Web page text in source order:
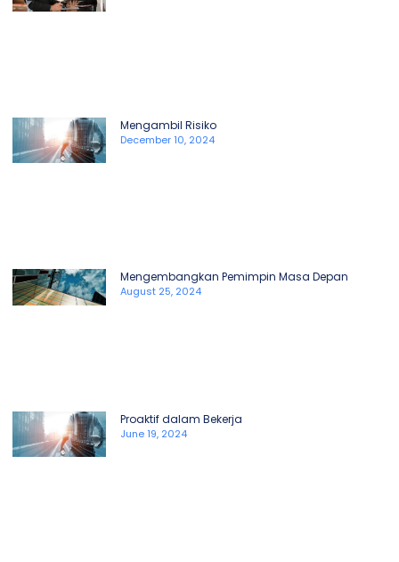
Mengambil Risiko
December 10, 2024
Mengembangkan Pemimpin Masa Depan
August 25, 2024
Proaktif dalam Bekerja
June 19, 2024